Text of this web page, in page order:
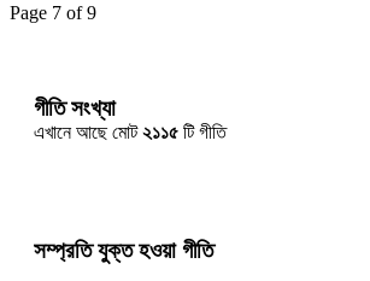
Page 7 of 9
গীতি সংখ্যা
এখানে আছে মোট২১১৫ টি গীতি
সম্প্রতি যুক্ত হওয়া গীতি